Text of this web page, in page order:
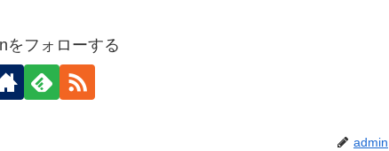
をフォローする
admin